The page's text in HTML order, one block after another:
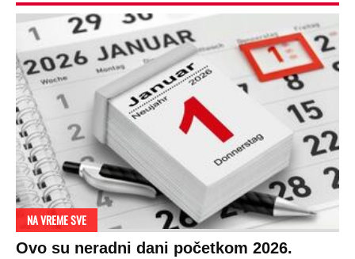
NA VREME SVE
Ovo su neradni dani početkom 2026.